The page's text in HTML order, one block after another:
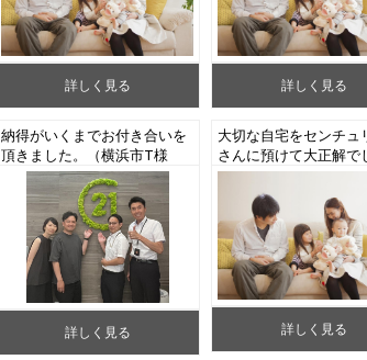
詳しく見る 詳しく見る
納得がいくまでお付き合いを
頂きました。（横浜市T様
中古マンションご成約）
詳しく見る
大切な自宅をセンチュ
さんに預けて大正解で
（藤沢市Y様 中古一戸
ご売却）
詳しく見る